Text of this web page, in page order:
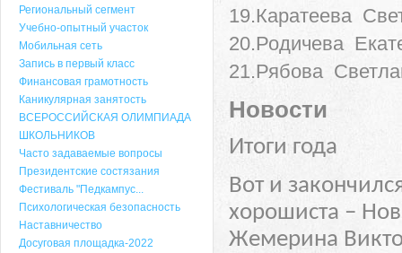
19.Каратеева
20.Родичева
21.Рябова
Новости
Итоги года
Вот и
хорошиста –
Жемерина
Региональный сегмент
Учебно-опытный участок
Мобильная сеть
Запись в первый класс
Финансовая грамотность
Каникулярная занятость
ВСЕРОССИЙСКАЯ ОЛИМПИАДА
ШКОЛЬНИКОВ
Часто задаваемые вопросы
Президентские состязания
Фестиваль "Педкампус...
Психологическая безопасность
Наставничество
Досуговая площадка-2022